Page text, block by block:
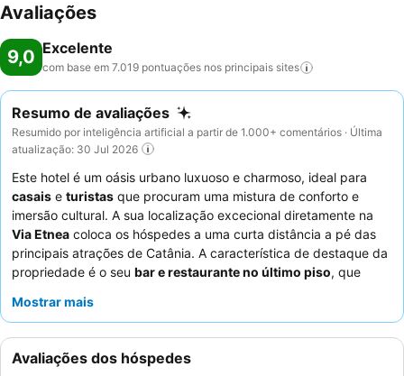
Avaliações
9,0 Excelente
com base em 7.019 pontuações nos principais sites
Resumo de avaliações
Resumido por inteligência artificial a partir de 1.000+ comentários · Última
atualização: 30 Jul 2026
Este hotel é um oásis urbano luxuoso e charmoso, ideal para
casais e turistas que procuram uma mistura de conforto e
imersão cultural. A sua localização excecional diretamente na
Via Etnea coloca os hóspedes a uma curta distância a pé das
principais atrações de Catânia. A característica de destaque da
propriedade é o seu bar e restaurante no último piso, que
experiências culinárias. Os hóspedes elogiam consistentemente
pequeno-almoço
com especialidades locais sicilianas. Para a
melhor experiência, considere solicitar um quarto num andar
Mostrar mais
Avaliações dos hóspedes